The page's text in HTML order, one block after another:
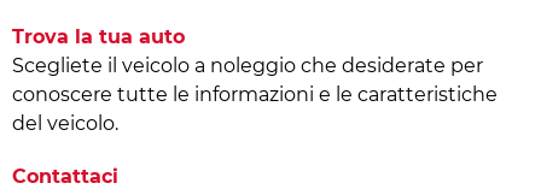
Trova la tua auto
Scegliete il veicolo a noleggio che desiderate per
conoscere tutte le informazioni e le caratteristiche
del veicolo.
Contattaci